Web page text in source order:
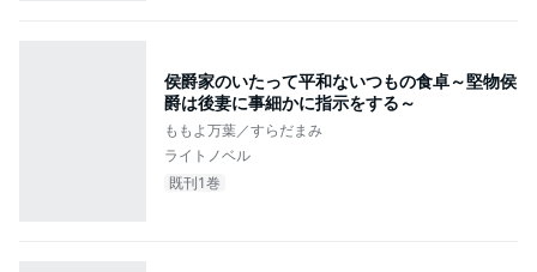
侯爵家のいたって平和ないつもの食卓～堅物侯
爵は後妻に事細かに指示をする～
ももよ万葉／すらだまみ
ライトノベル
既刊1巻